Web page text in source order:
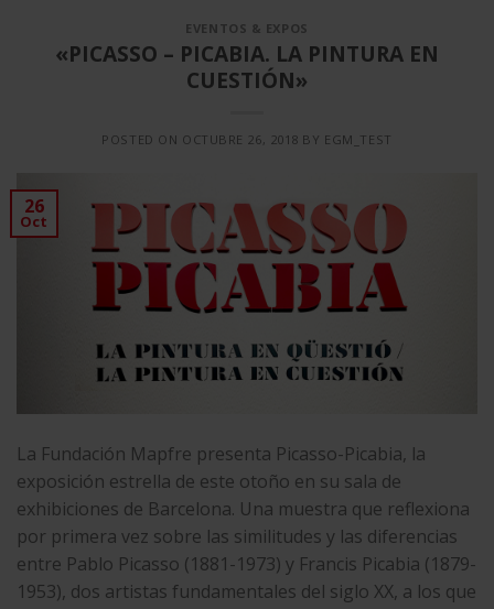
EVENTOS & EXPOS
«PICASSO – PICABIA. LA PINTURA EN
CUESTIÓN»
POSTED ON OCTUBRE 26, 2018 BY EGM_TEST
26
Oct
La Fundación Mapfre presenta Picasso-Picabia, la
exposición estrella de este otoño en su sala de
exhibiciones de Barcelona. Una muestra que reflexiona
por primera vez sobre las similitudes y las diferencias
entre Pablo Picasso (1881-1973) y Francis Picabia (1879-
1953), dos artistas fundamentales del siglo XX, a los que